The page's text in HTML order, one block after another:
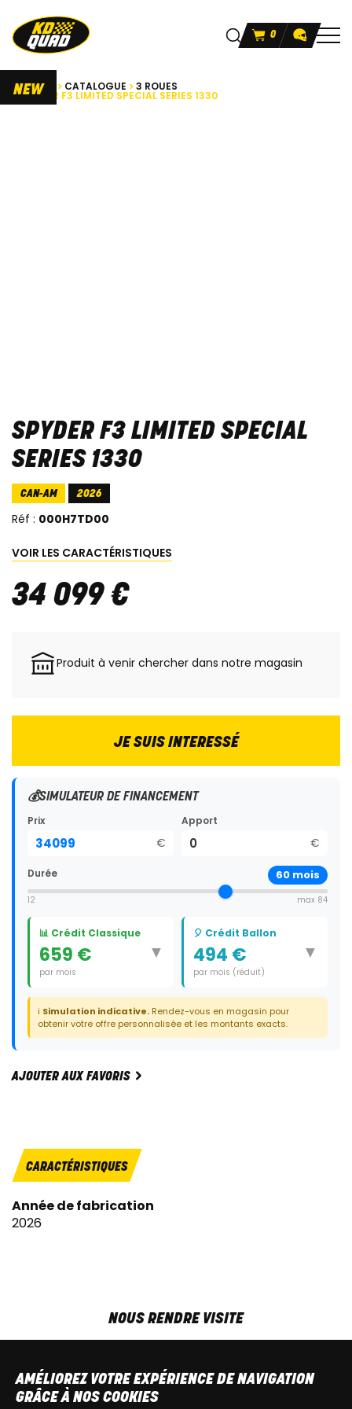
0
ACCUEIL CATALOGUE 3 ROUES
SPYDER F3 LIMITED SPECIAL SERIES 1330
NEW
SPYDER F3 LIMITED SPECIAL
SERIES 1330
CAN-AM 2026
Réf : 000H7TD00
VOIR LES CARACTÉRISTIQUES
34 099€
Produit à venir chercher dans notre magasin
JE SUIS INTERESSÉ
💰SIMULATEUR DE FINANCEMENT
Prix
€
Apport
€
Durée 60 mois
12 max 84
📊 Crédit Classique
659 €
par mois
▼
Durée: 60 mois
🎈 Crédit Ballon
494 €
par mois (réduit)
▼
Durée:
59 mois
Dernier paiement: 11 935 €
ℹ️ Simulation indicative. Rendez-vous en magasin pour
obtenir votre offre personnalisée et les montants exacts.
AJOUTER AUX FAVORIS
CARACTÉRISTIQUES
Année de fabrication
2026
NOUS RENDRE VISITE
SAM9h00 - 13h30
T+32 64 700 970
AMÉLIOREZ VOTRE EXPÉRIENCE DE NAVIGATION
GRÂCE À NOS COOKIES